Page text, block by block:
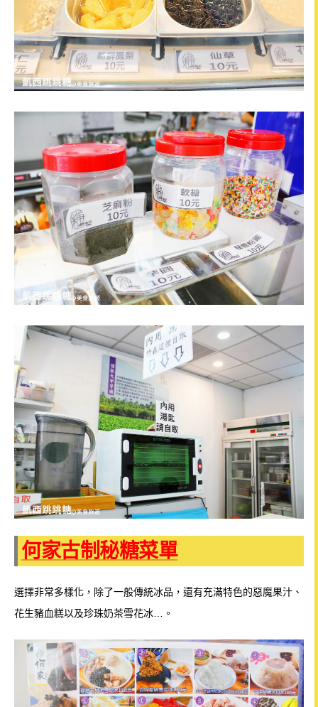
何家古制秘糖菜單
選擇非常多樣化，除了一般傳統冰品，還有充滿特色的惡魔果汁、
花生豬血糕以及珍珠奶茶雪花冰…。